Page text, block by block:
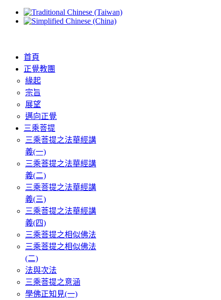
首頁
正覺教團
緣起
宗旨
展望
邁向正覺
三乘菩提
三乘菩提之法華經講
義(一)
三乘菩提之法華經講
義(二)
三乘菩提之法華經講
義(三)
三乘菩提之法華經講
義(四)
三乘菩提之相似佛法
三乘菩提之相似佛法
(二)
法與次法
三乘菩提之意涵
學佛正知見(一)